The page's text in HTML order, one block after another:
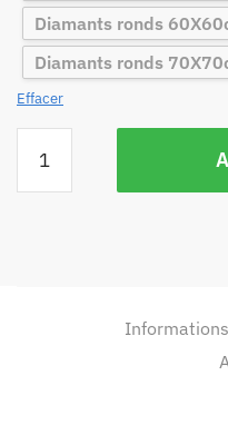
Diamants ronds
Diamants ronds
Effacer